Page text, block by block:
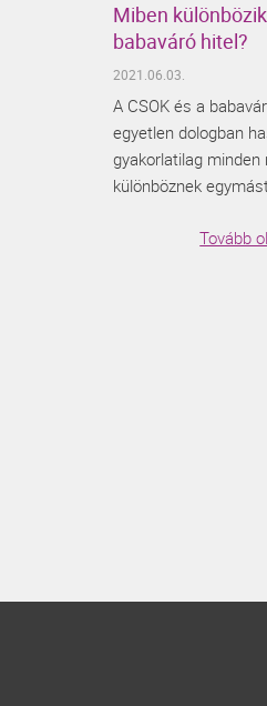
Miben
babaváró hitel?
2021.06.03.
A CSOK és a
egyetlen dologban
gyakorlatilag minden
különböznek
Tovább